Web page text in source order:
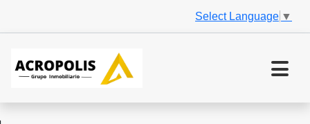
Select Language ▼